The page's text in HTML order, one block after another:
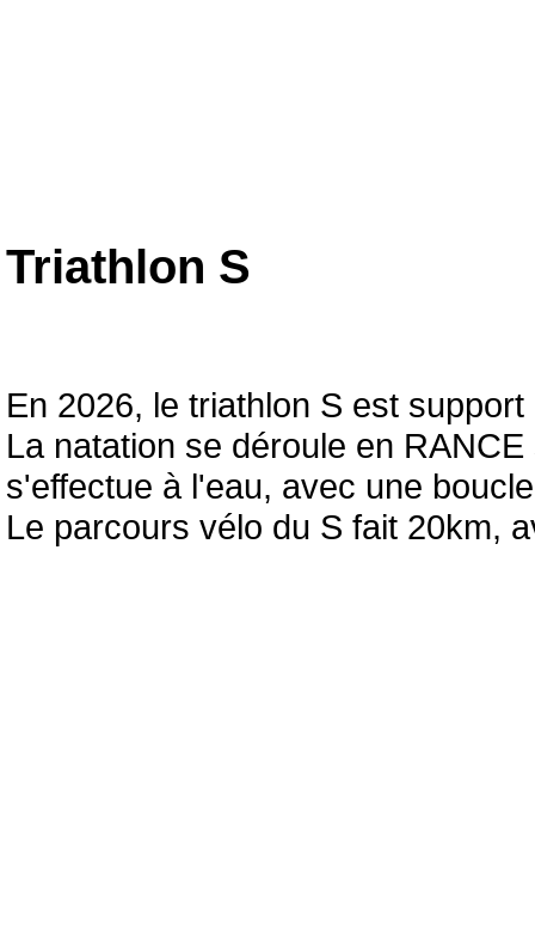
Triathlon S
En 2026, le triathlon S est
La natation se déroule en
s'effectue à l'eau, avec une
Le parcours vélo du S fait 20km,